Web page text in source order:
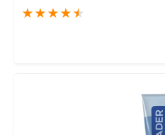
★ ★ ★ ★ ★